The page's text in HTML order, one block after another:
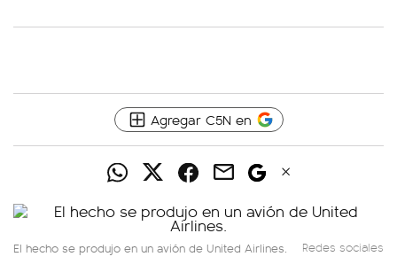
Agregar C5N en
El hecho se produjo en un avión de United Airlines. Redes sociales